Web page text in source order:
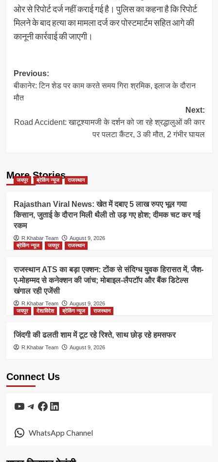
ओर से रिपोर्ट दर्ज नहीं कराई गई है। पुलिस का कहना है कि रिपोर्ट
मिलने के बाद हत्या का मामला दर्ज कर पोस्टमार्टम सहित आगे की
कानूनी कार्रवाई की जाएगी।
Post
navigation
Previous:
बीकानेर: टिन शेड पर काम करते समय गिरा श्रमिक, इलाज के दौरान
मौत
Next:
Road Accident: खाटूश्यामजी के दर्शन को जा रहे श्रद्धालुओं की कार
पर पलटा कैंटर, 3 की मौत, 2 गंभीर घायल
More Stories
जयपुर ब्रेकिंग न्यूज राजस्थान
Rajasthan Viral News: खेत में दबाए 5 लाख रुपए भूल गया
किसान, जुताई के दौरान मिली थैली तो उड़ गए होश; दीमक चट कर गई
रकम
R.Khabar Team
August 9, 2026
ब्रेकिंग न्यूज
जयपुर राजस्थान
राजस्थान ATS का बड़ा एक्शन: टोंक से संदिग्ध युवक हिरासत में, जैश-
ए-मोहम्मद से कनेक्शन की जांच; मोबाइल-लैपटॉप और बैंक डिटेल्स
खंगाल रही एजेंसी
R.Khabar Team
August 9, 2026
जयपुर
देश/विदेश ब्रेकिंग न्यूज राजस्थान
जिंदगी की ढलती शाम में टूट रहे रिश्ते, साथ छोड़ रहे हमसफर
R.Khabar Team August 9, 2026
Connect Us
YouTube
Telegram
Facebook
LinkedIn
WhatsApp Channel